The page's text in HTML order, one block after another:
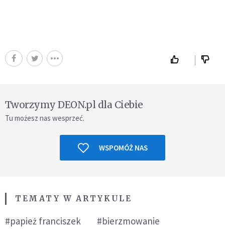
Tworzymy DEON.pl dla Ciebie
Tu możesz nas wesprzeć.
WSPOMÓŻ NAS
TEMATY W ARTYKULE
#papież franciszek #bierzmowanie